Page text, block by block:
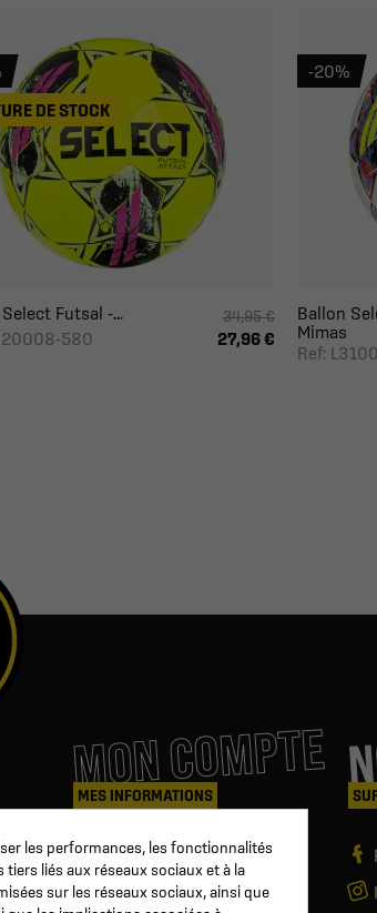
Futsal -...
580
34,95 €
27,96 €
DE STOCK
Ballon
Mimas
Ref:
-20%
MON COMPTE
MES INFORMATIONS
Mes commandes
Avoirs
Informations
les performances, les fonctionnalités
liés aux réseaux sociaux et à la
sur les réseaux sociaux, ainsi que